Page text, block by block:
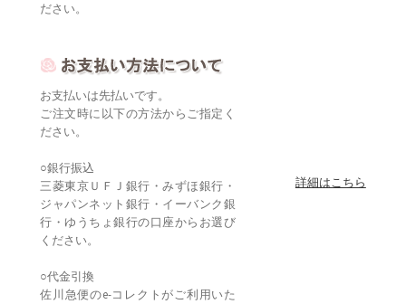
ださい。
お支払いは先払いです。
ご注文時に以下の方法からご指定く
ださい。
○銀行振込
三菱東京ＵＦＪ銀行・みずほ銀行・
ジャパンネット銀行・イーバンク銀
行・ゆうちょ銀行の口座からお選び
ください。
○代金引換
佐川急便のe-コレクトがご利用いた
詳細はこちら